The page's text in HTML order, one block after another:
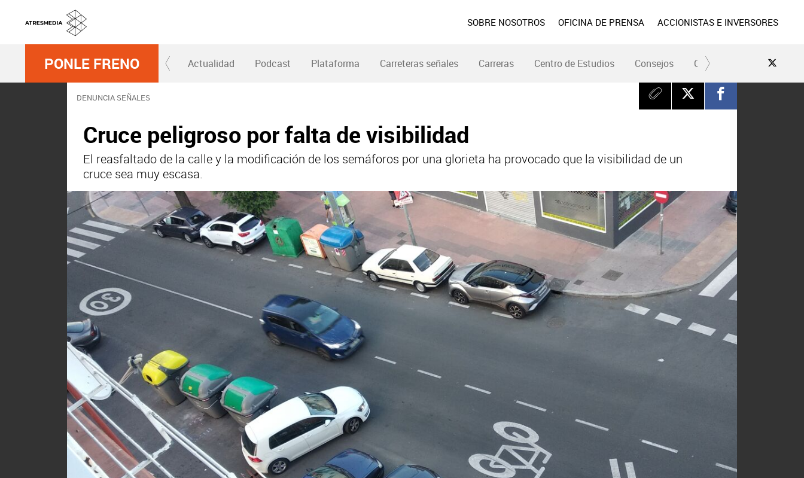
SOBRE NOSOTROS OFICINA DE PRENSA ACCIONISTAS E INVERSORES
PONLE FRENO Actualidad Podcast Plataforma Carreteras señales Carreras Centro de Estudios Consejos Conduce Seguro
DENUNCIA SEÑALES
Cruce peligroso por falta de visibilidad
El reasfaltado de la calle y la modificación de los semáforos por una glorieta ha provocado que la visibilidad de un
cruce sea muy escasa.